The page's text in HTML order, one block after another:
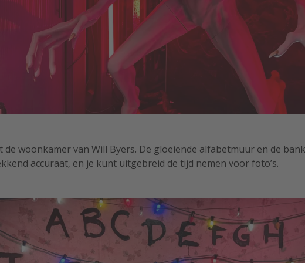
de woonkamer van Will Byers. De gloeiende alfabetmuur en de
accuraat, en je kunt uitgebreid de tijd nemen voor foto’s.